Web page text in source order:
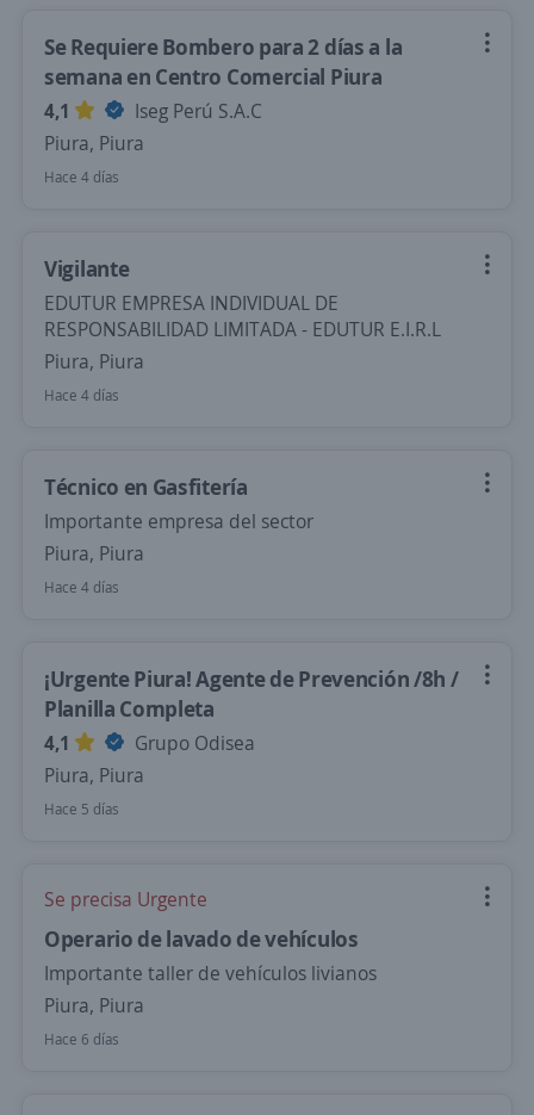
Se Requiere Bombero para 2 días a la
semana en Centro Comercial Piura
4,1
Iseg Perú S.A.C
Piura, Piura
Hace 4 días
Vigilante
EDUTUR EMPRESA INDIVIDUAL DE
RESPONSABILIDAD LIMITADA - EDUTUR E.I.R.L
Piura, Piura
Hace 4 días
Técnico en Gasfitería
Importante empresa del sector
Piura, Piura
Hace 4 días
¡Urgente Piura! Agente de Prevención /8h /
Planilla Completa
4,1
Grupo Odisea
Piura, Piura
Hace 5 días
Se precisa Urgente
Operario de lavado de vehículos
Importante taller de vehículos livianos
Piura, Piura
Hace 6 días